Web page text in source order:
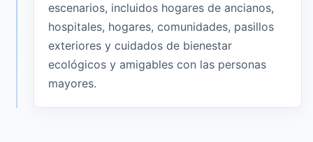
escenarios, incluidos hogares de ancianos,
hospitales, hogares, comunidades, pasillos
exteriores y cuidados de bienestar
ecológicos y amigables con las personas
mayores.